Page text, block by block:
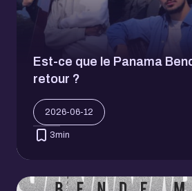
Est-ce que le Panama
retour ?
2026-06-12
3min